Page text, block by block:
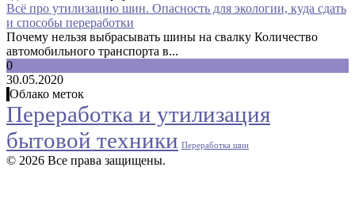
Всё про утилизацию шин. Опасность для экологии, куда сдать
и способы переработки
Почему нельзя выбрасывать шины на свалку Количество
автомобильного транспорта в...
0
30.05.2020
Облако меток
Переработка и утилизация
бытовой техники Переработка шин
© 2026 Все права защищены.